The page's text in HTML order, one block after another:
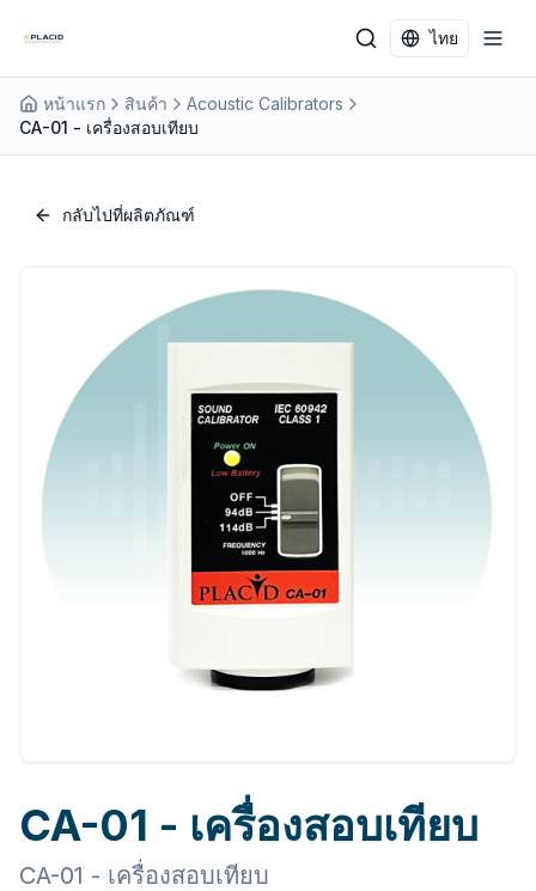
ไทย
หน้าแรก สินค้า
Acoustic Calibrators
CA-01 - เครื่องสอบเทียบ
กลับไปที่ผลิตภัณฑ์
CA-01 - เครื่องสอบเทียบ
CA-01 - เครื่องสอบเทียบ